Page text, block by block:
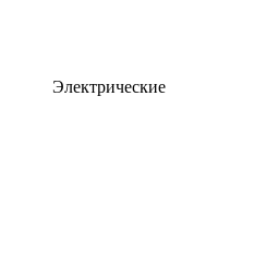
Электрические